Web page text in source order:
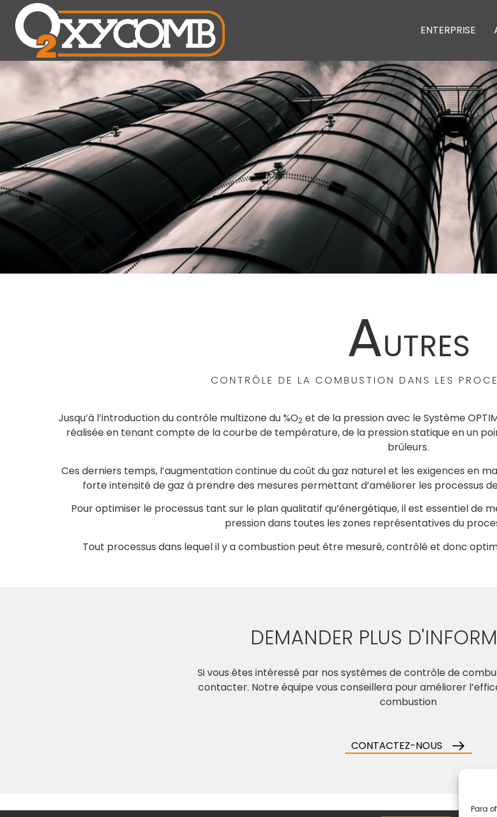
Para
ENTERPRISE
AUTRES
CONTRÔLE DE LA COMBUSTION DANS LES
Jusqu’à l’introduction du contrôle multizone du %O2 et de la pression avec le Système
réalisée en tenant compte de la courbe de température, de la pression statique en un
brûleurs.
Ces derniers temps, l’augmentation continue du coût du gaz naturel et les exigences en
forte intensité de gaz à prendre des mesures permettant d’améliorer les processus
Pour optimiser le processus tant sur le plan qualitatif qu’énergétique, il est essentiel de
pression dans toutes les zones représentatives du
Tout processus dans lequel il y a combustion peut être mesuré, contrôlé et donc
DEMANDER PLUS
Si vous êtes intéressé par nos systèmes de contrôle de
contacter. Notre équipe vous conseillera pour améliorer
combustion
CONTACTEZ-NOUS